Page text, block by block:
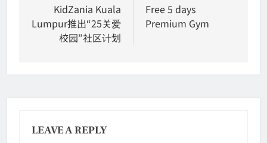
navigation
KidZania Kuala
Lumpur推出“25关爱
校园”社区计划
Free 5 days
Premium Gym
LEAVE A REPLY